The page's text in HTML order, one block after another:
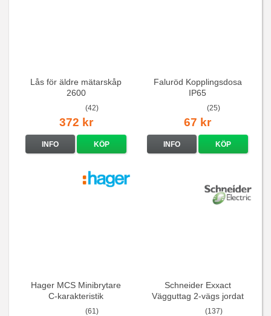
Lås för äldre mätarskåp
2600
(42)
372 kr
INFO KÖP
Faluröd Kopplingsdosa
IP65
(25)
67 kr
INFO KÖP
Hager MCS Minibrytare
C-karakteristik
QuickConnect
(61)
Schneider Exxact
Vägguttag 2-vägs jordat
Vit standarduttag
(137)